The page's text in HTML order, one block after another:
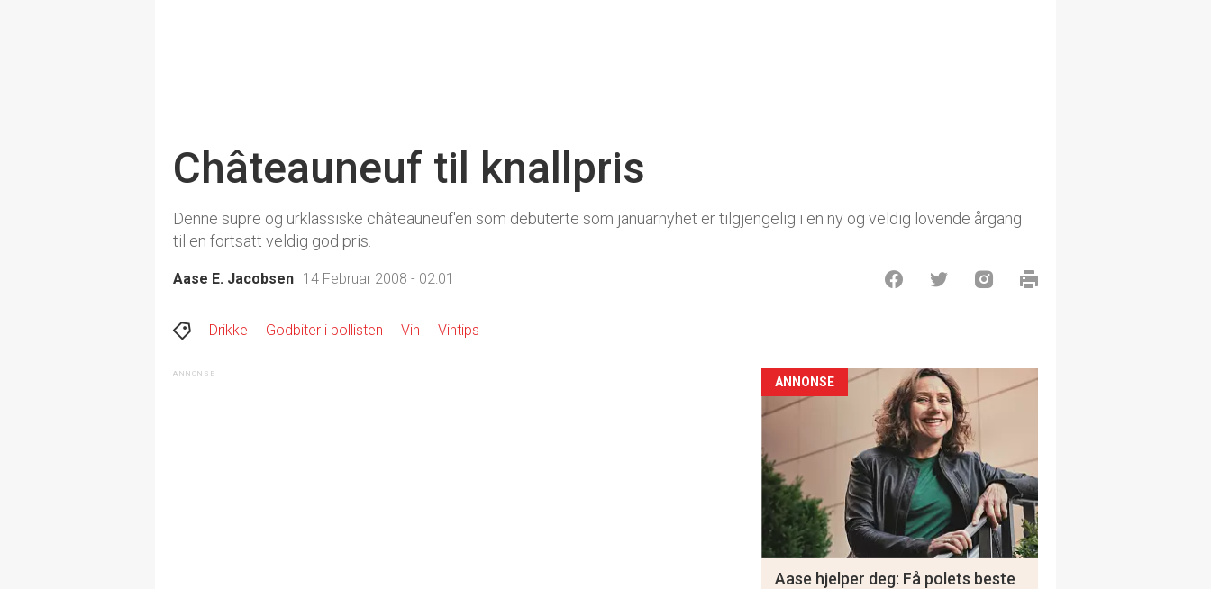
Châteauneuf til knallpris
Denne supre og urklassiske châteauneuf'en som debuterte som januarnyhet er tilgjengelig i en ny og veldig lovende årgang
til en fortsatt veldig god pris.
Aase E. Jacobsen 14 Februar 2008 - 02:01
Drikke Godbiter i pollisten Vin Vintips
ANNONSE
Aase hjelper deg: Få polets beste